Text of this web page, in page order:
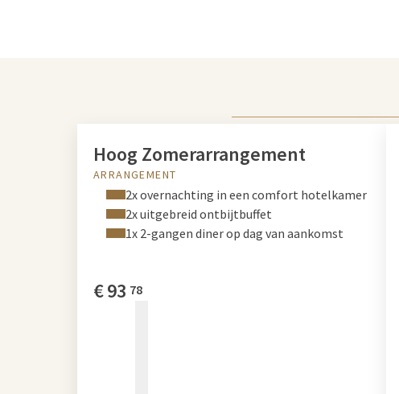
Hoog Zomerarrangement
ARRANGEMENT
2x overnachting in een comfort hotelkamer
2x uitgebreid ontbijtbuffet
1x 2-gangen diner op dag van aankomst
€93 78